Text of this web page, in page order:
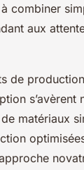
combiner
aux
de
s’avèrent
matériaux